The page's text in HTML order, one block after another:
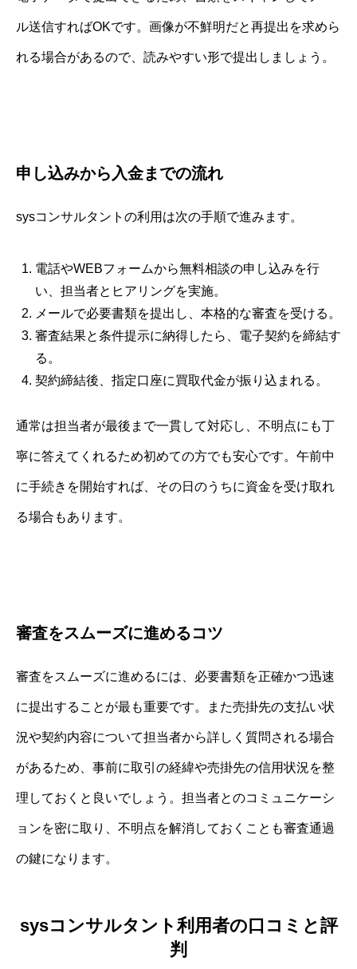
ル送信すればOKです。画像が不鮮明だと再提出を求めら
れる場合があるので、読みやすい形で提出しましょう。
申し込みから入金までの流れ
sysコンサルタントの利用は次の手順で進みます。
電話やWEBフォームから無料相談の申し込みを行
い、担当者とヒアリングを実施。
メールで必要書類を提出し、本格的な審査を受ける。
審査結果と条件提示に納得したら、電子契約を締結す
る。
契約締結後、指定口座に買取代金が振り込まれる。
通常は担当者が最後まで一貫して対応し、不明点にも丁
寧に答えてくれるため初めての方でも安心です。午前中
に手続きを開始すれば、その日のうちに資金を受け取れ
る場合もあります。
審査をスムーズに進めるコツ
審査をスムーズに進めるには、必要書類を正確かつ迅速
に提出することが最も重要です。また売掛先の支払い状
況や契約内容について担当者から詳しく質問される場合
があるため、事前に取引の経緯や売掛先の信用状況を整
理しておくと良いでしょう。担当者とのコミュニケーシ
ョンを密に取り、不明点を解消しておくことも審査通過
の鍵になります。
sysコンサルタント利用者の口コミと評
判